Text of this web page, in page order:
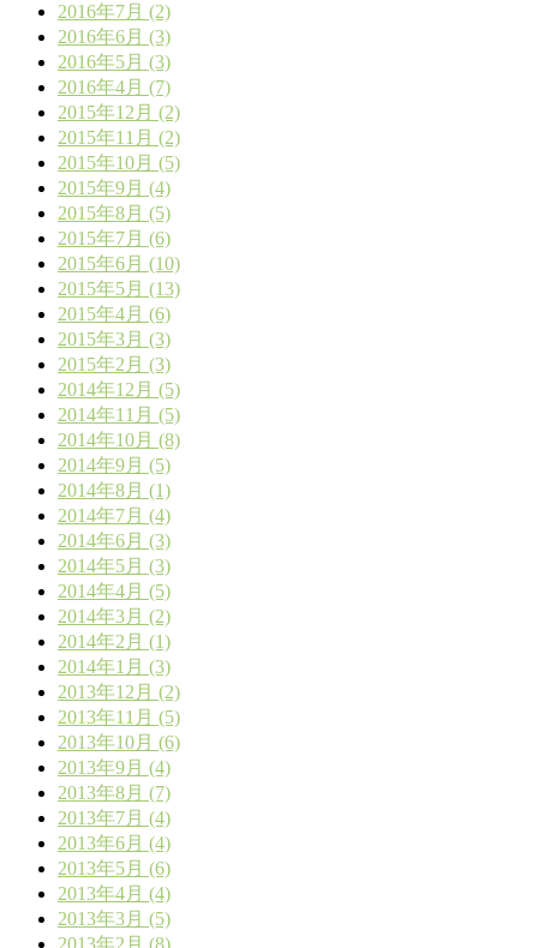
2016年7月 (2)
2016年6月 (3)
2016年5月 (3)
2016年4月 (7)
2015年12月 (2)
2015年11月 (2)
2015年10月 (5)
2015年9月 (4)
2015年8月 (5)
2015年7月 (6)
2015年6月 (10)
2015年5月 (13)
2015年4月 (6)
2015年3月 (3)
2015年2月 (3)
2014年12月 (5)
2014年11月 (5)
2014年10月 (8)
2014年9月 (5)
2014年8月 (1)
2014年7月 (4)
2014年6月 (3)
2014年5月 (3)
2014年4月 (5)
2014年3月 (2)
2014年2月 (1)
2014年1月 (3)
2013年12月 (2)
2013年11月 (5)
2013年10月 (6)
2013年9月 (4)
2013年8月 (7)
2013年7月 (4)
2013年6月 (4)
2013年5月 (6)
2013年4月 (4)
2013年3月 (5)